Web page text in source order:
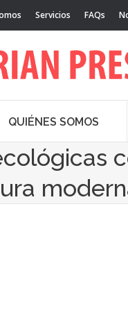
Servicios FAQs
QUIÉNES SOMOS